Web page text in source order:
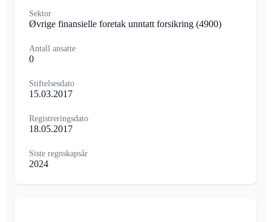
Sektor
Øvrige finansielle foretak unntatt forsikring (4900)
Antall ansatte
0
Stiftelsesdato
15.03.2017
Registreringsdato
18.05.2017
Siste regnskapsår
2024